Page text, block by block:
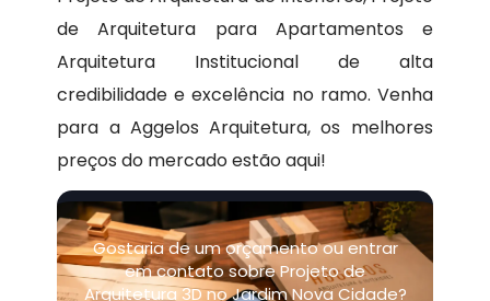
de Arquitetura para Apartamentos e
Arquitetura Institucional de alta
credibilidade e excelência no ramo. Venha
para a Aggelos Arquitetura, os melhores
preços do mercado estão aqui!
Gostaria de um orçamento ou entrar
em contato sobre Projeto de
Arquitetura 3D no Jardim Nova Cidade?